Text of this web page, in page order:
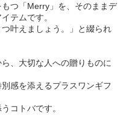
もつ「Merry」を、そのままデ
テムです。
叶えましょう。」と綴られ
、大切な人への贈りものに
感を添えるプラスワンギフ
コトバです。